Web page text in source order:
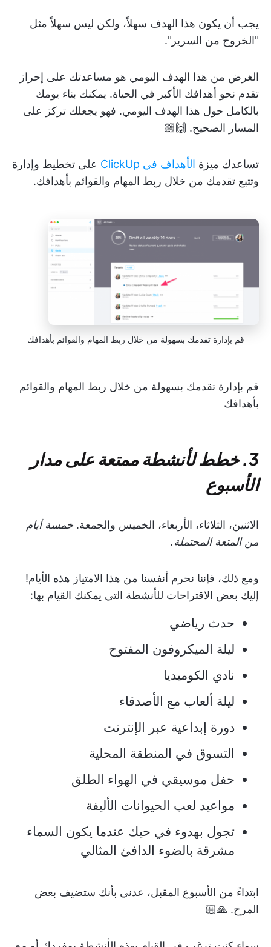
يجب أن يكون هذا الهدف سهلاً، ولكن ليس سهلاً مثل
"الخروج من السرير".
الغرض من هذا الهدف اليومي هو مساعدتك على إحراز
تقدم نحو أهدافك الأكبر في الحياة. يمكنك بناء يومك
بالكامل حول هذا الهدف اليومي. فهو يجعلك تركز على
المسار الصحيح. 🙌🏼
تساعدك ميزة الأهداف في ClickUp
على تخطيط وإدارة
وتتبع تقدمك من خلال ربط المهام والقوائم بأهدافك.
قم بإدارة تقدمك بسهولة من خلال ربط المهام والقوائم بأهدافك
قم بإدارة تقدمك بسهولة من خلال ربط المهام والقوائم
بأهدافك
3. خطط لأنشطة ممتعة على مدار
الأسبوع
الاثنين، الثلاثاء، الأربعاء، الخميس والجمعة. خمسة أيام
من المتعة المحتملة.
ومع ذلك، فإننا نحرم أنفسنا من هذا الامتياز هذه الأيام!
إليك بعض الاقتراحات للأنشطة التي يمكنك القيام بها:
حدث رياضي
ليلة الميكروفون المفتوح
نادي الكوميديا
ليلة ألعاب مع الأصدقاء
دورة إبداعية عبر الإنترنت
التسوق في المنطقة المحلية
حفل موسيقي في الهواء الطلق
مواعيد لعب الحيوانات الأليفة
تجول بهدوء في حيك عندما يكون السماء
مشرقة بالضوء الدافئ المثالي
ابتداءً من الأسبوع المقبل، عدني بأنك ستضيف بعض
المرح. 🙏🏼